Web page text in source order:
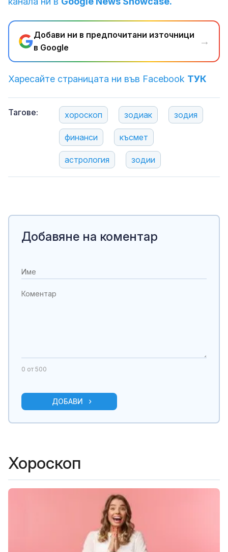
Добави ни в предпочитани източници
в Google
→
Харесайте страницата ни във Facebook ТУК
Тагове: хороскоп зодиак зодия
финанси късмет
астрология зодии
Добавяне на коментар
0 от 500
ДОБАВИ
Хороскоп